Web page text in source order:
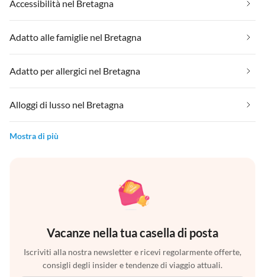
Accessibilità nel Bretagna
Adatto alle famiglie nel Bretagna
Adatto per allergici nel Bretagna
Alloggi di lusso nel Bretagna
Mostra di più
Vacanze nella tua casella di posta
Iscriviti alla nostra newsletter e ricevi regolarmente offerte,
consigli degli insider e tendenze di viaggio attuali.